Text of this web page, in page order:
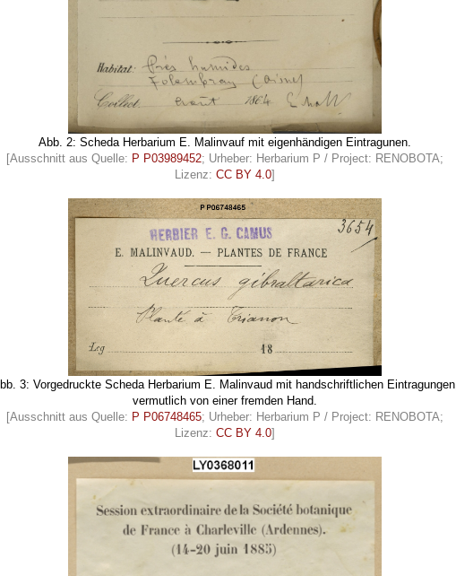
Abb. 2: Scheda Herbarium E. Malinvauf mit eigenhändigen Eintragunen.
[Ausschnitt aus Quelle: P P03989452; Urheber: Herbarium P / Project: RENOBOTA;
Lizenz: CC BY 4.0]
3: Vorgedruckte Scheda Herbarium E. Malinvaud mit handschriftlichen Eintragungen,
vermutlich von einer fremden Hand.
[Ausschnitt aus Quelle: P P06748465; Urheber: Herbarium P / Project: RENOBOTA;
Lizenz: CC BY 4.0]